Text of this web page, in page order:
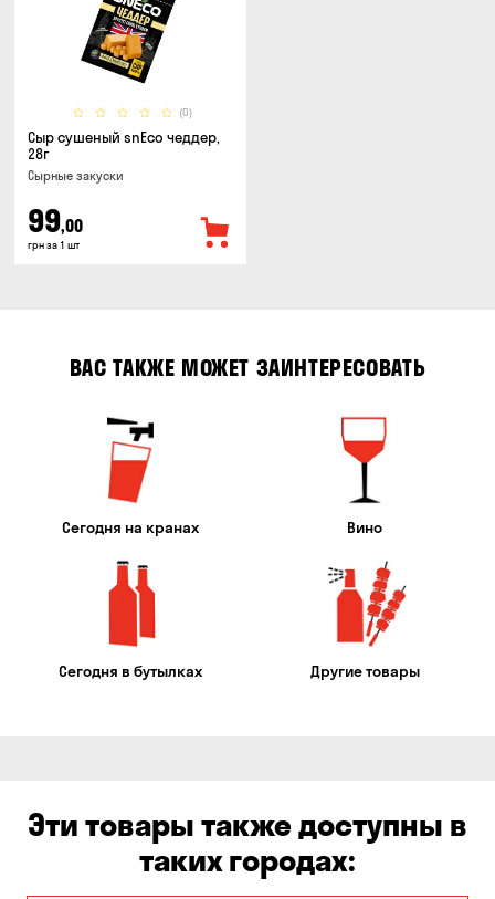
(0)
Сыр сушеный snEco чеддер,
28г
Cырные закуски
99,00
грн за 1 шт
ВАС ТАКЖЕ МОЖЕТ ЗАИНТЕРЕСОВАТЬ
Сегодня на кранах Вино
Сегодня в бутылках Другие товары
Эти товары также доступны в
таких городах: